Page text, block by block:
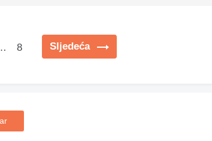
8 Sljedeća